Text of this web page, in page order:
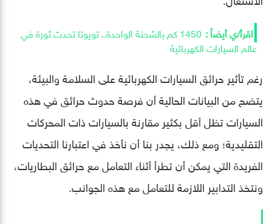
1450 كم بالشحنة الواحدة.. تويوتا تحدث ثورة في
عالم السيارات الكهربائية
رغم تأثير حرائق السيارات الكهربائية على السلامة والبيئة،
يتضح من البيانات الحالية أن فرصة حدوث حرائق في هذه
السيارات تظل أقل بكثير مقارنة بالسيارات ذات المحركات
التقليدية؛ ومع ذلك، يجدر بنا أن نأخذ في اعتبارنا التحديات
الفريدة التي يمكن أن تطرأ أثناء التعامل مع حرائق البطاريات،
ونتخذ التدابير اللازمة للتعامل مع هذه الجوانب.